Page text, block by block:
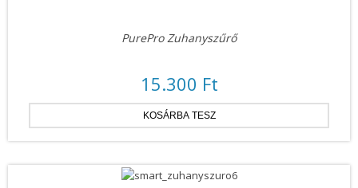
PurePro Zuhanyszűrő
15.300 Ft